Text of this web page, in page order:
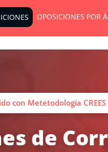
OPOSICIONES POR
con Metetodología CREES
de